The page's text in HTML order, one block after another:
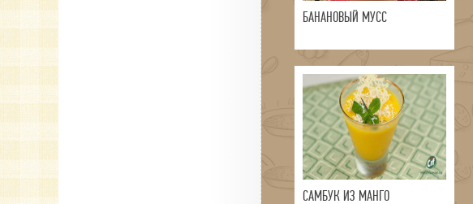
БАНАНОВЫЙ МУСС
САМБУК ИЗ МАНГО